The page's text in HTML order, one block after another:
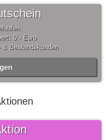
0,- Euro
& Bestandskunden